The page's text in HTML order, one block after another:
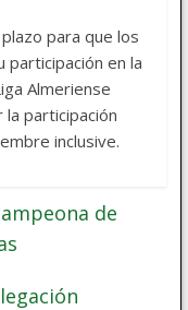
para que los
participación en la
Almeriense
participación
inclusive.
de